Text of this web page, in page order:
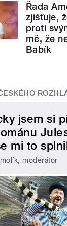
Řada
zjišťuje,
proti
mě, že
Babík
jsem si
mi to
moderátor